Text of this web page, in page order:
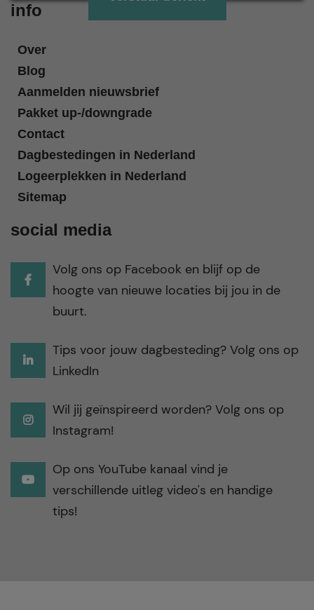
info
Over
Blog
Aanmelden nieuwsbrief
Pakket up-/downgrade
Contact
Dagbestedingen in Nederland
Logeerplekken in Nederland
Sitemap
social media
Volg ons op Facebook en blijf op de
hoogte van nieuwe locaties bij jou in de
buurt.
Tips voor jouw dagbesteding? Volg ons op
LinkedIn
Wil jij geïnspireerd worden? Volg ons op
Instagram!
Op ons YouTube kanaal vind je
verschillende uitleg video's en handige
tips!